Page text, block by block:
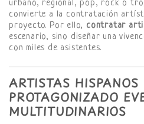
urbano, regional, pop, rock o
convierte a la contratación
proyecto. Por ello, contratar
escenario, sino diseñar una
con miles de asistentes.
ARTISTAS
PROTAGONIZADO
MULTITUDINARIOS